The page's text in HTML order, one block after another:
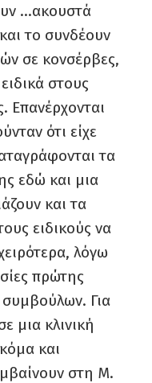
…ακουστά
το συνδέουν
σε κονσέρβες,
στους
Επανέρχονται
ότι είχε
τα
εδώ και μια
και τα
ειδικούς να
λόγω
πρώτης
Για
μια κλινική
και
στη Μ.